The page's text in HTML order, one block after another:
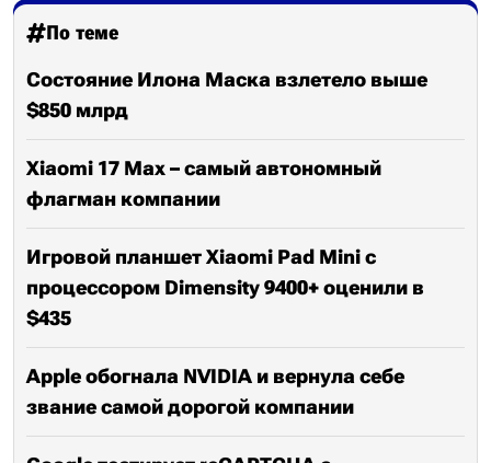
По теме
Состояние Илона Маска взлетело выше
$850 млрд
Xiaomi 17 Max – самый автономный
флагман компании
Игровой планшет Xiaomi Pad Mini с
процессором Dimensity 9400+ оценили в
$435
Apple обогнала NVIDIA и вернула себе
звание самой дорогой компании